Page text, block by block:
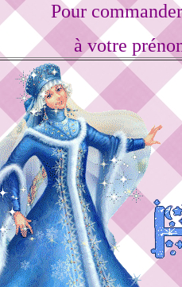
Pour
à votre